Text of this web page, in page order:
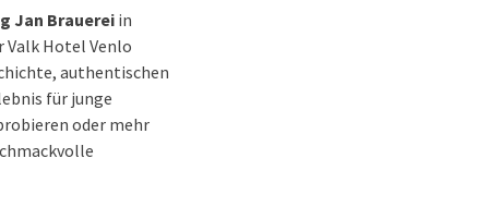
Jan Brauereiin
Valk Hotel Venlo
authentischen
für junge
oder mehr